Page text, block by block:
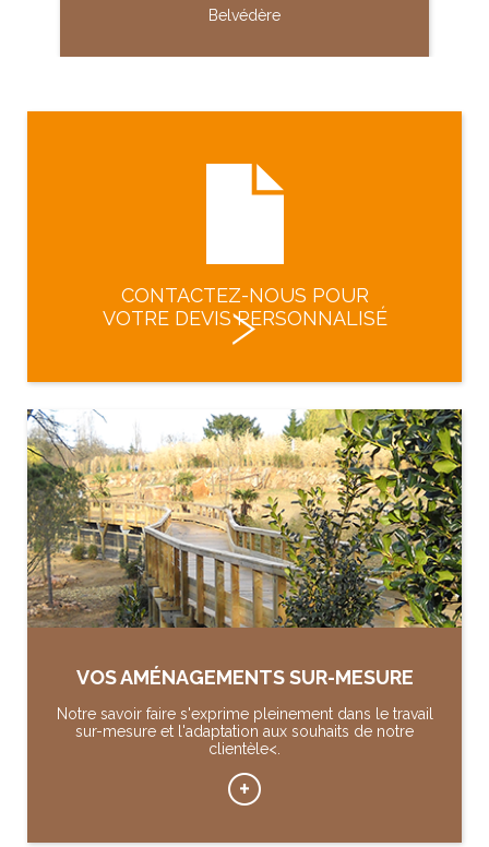
Belvédère
CONTACTEZ-NOUS POUR
VOTRE DEVIS PERSONNALISÉ
VOS AMÉNAGEMENTS SUR-MESURE
Notre savoir faire s'exprime pleinement dans le travail
sur-mesure et l'adaptation aux souhaits de notre
clientèle<.